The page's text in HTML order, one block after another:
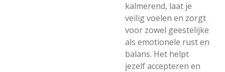
kalmerend, laat je
veilig voelen en zorgt
voor zowel geestelijke
als emotionele rust en
balans. Het helpt
jezelf accepteren en